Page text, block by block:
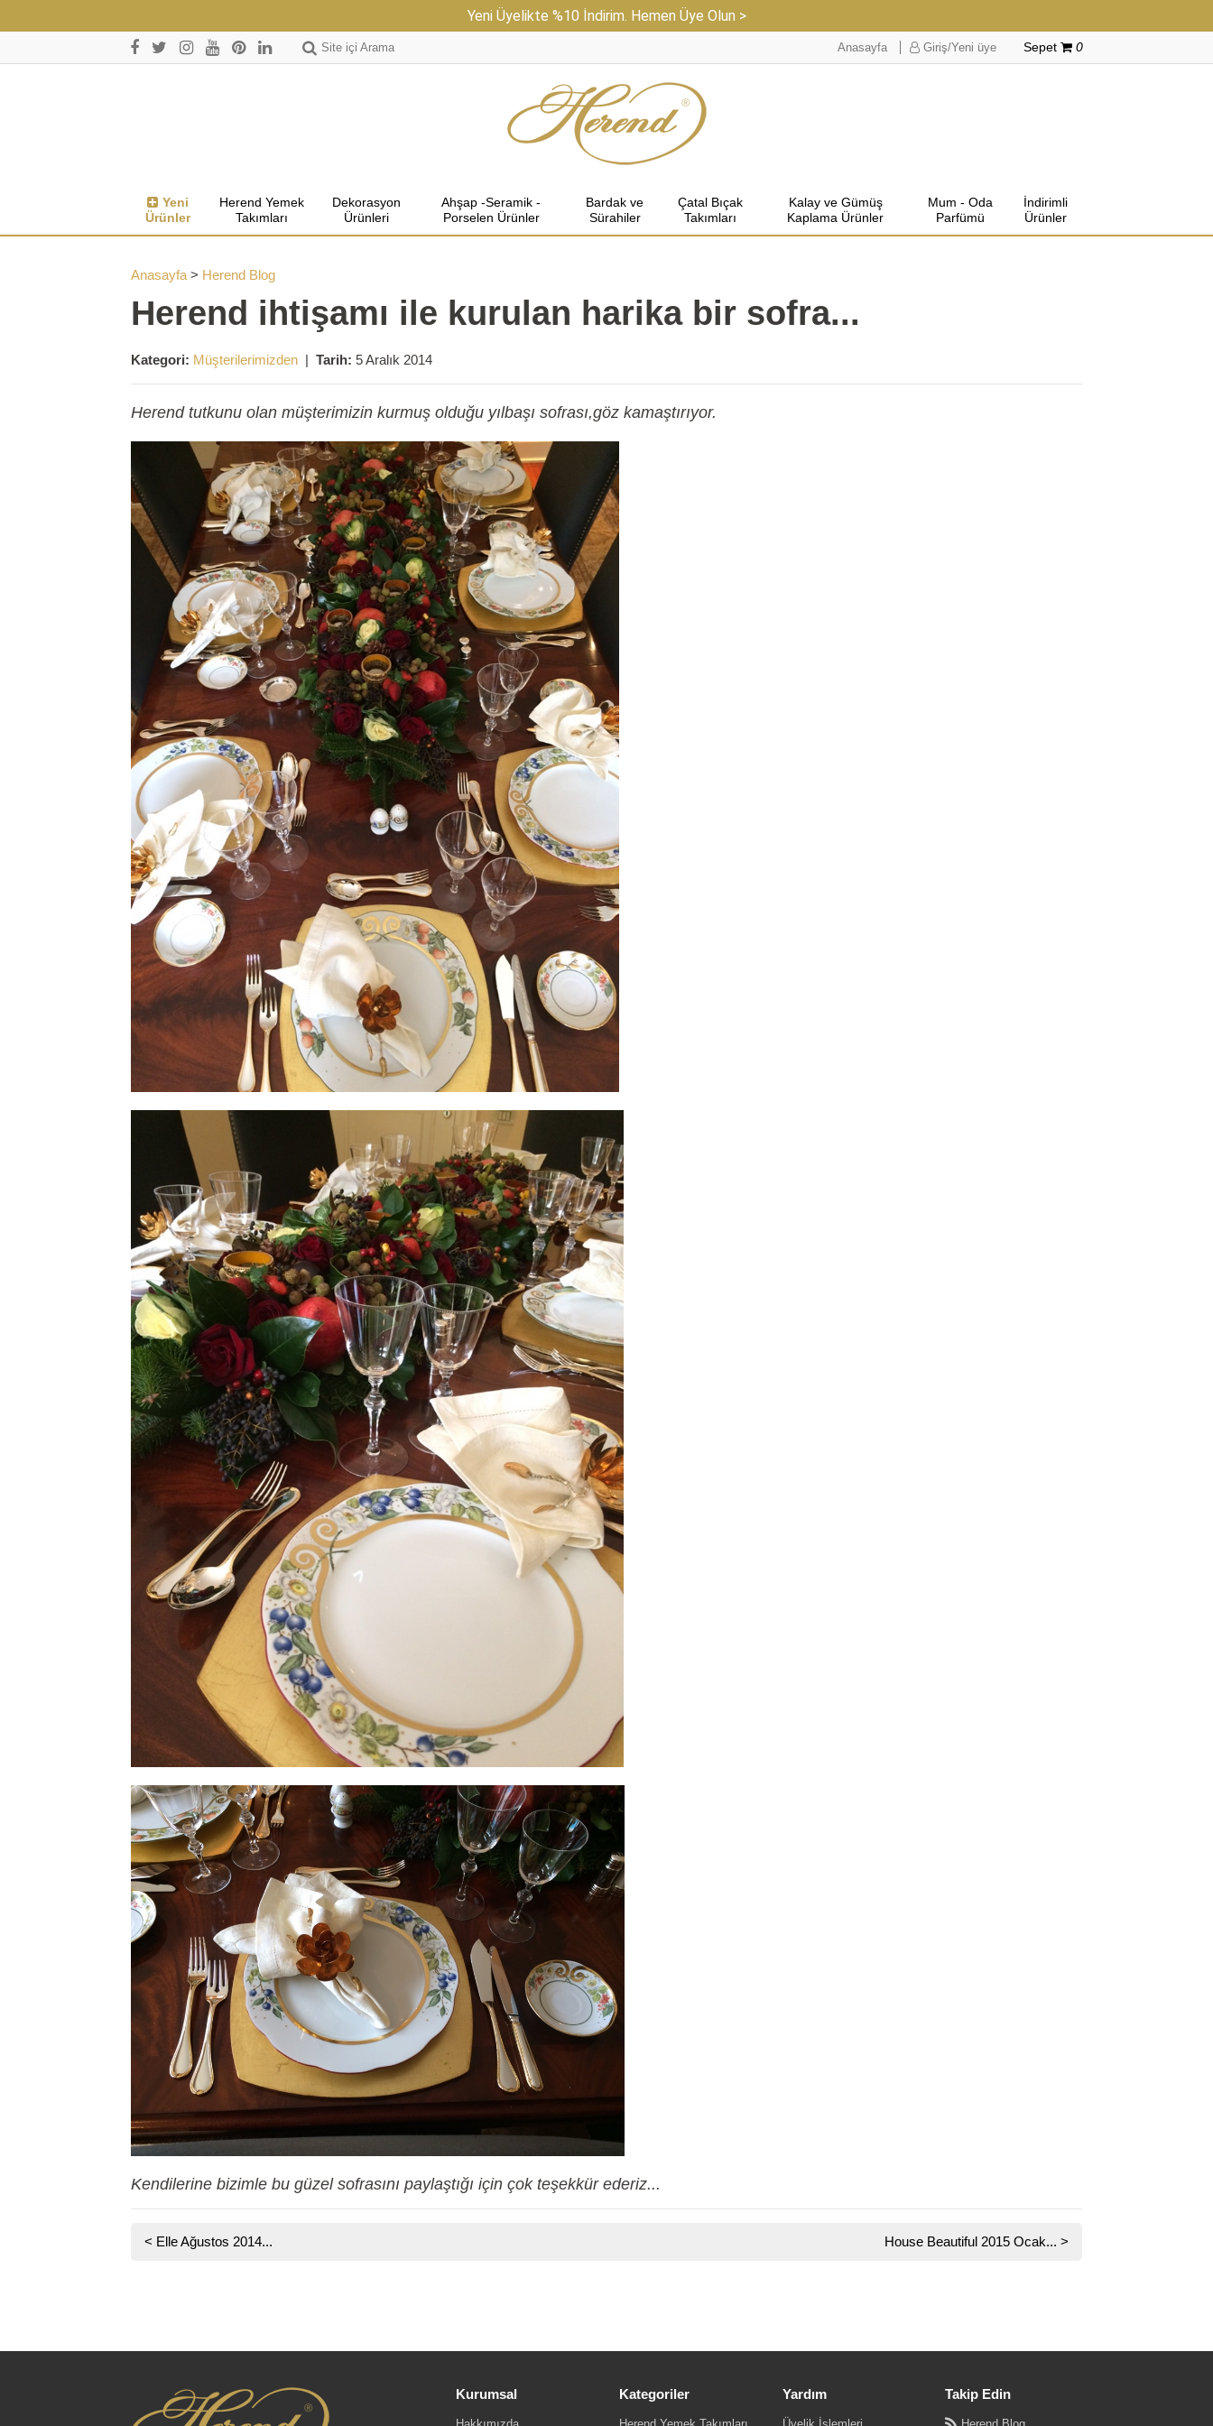
Yeni Üyelikte %10 İndirim. Hemen Üye Olun >
Site içi Arama Anasayfa Giriş/Yeni üye Sepet 0
Yeni
Ürünler
Herend Yemek
Takımları
Dekorasyon
Ürünleri
Ahşap -Seramik -
Porselen Ürünler
Bardak ve
Sürahiler
Çatal Bıçak
Takımları
Kalay ve Gümüş
Kaplama Ürünler
Mum - Oda
Parfümü
İndirimli
Ürünler
Anasayfa > Herend Blog
Herend ihtişamı ile kurulan harika bir sofra...
Kategori: Müşterilerimizden |Tarih: 5 Aralık 2014
Herend tutkunu olan müşterimizin kurmuş olduğu yılbaşı sofrası,göz kamaştırıyor.
Kendilerine bizimle bu güzel sofrasını paylaştığı için çok teşekkür ederiz...
< Elle Ağustos 2014... House Beautiful 2015 Ocak... >
Kurumsal Kategoriler Yardım Takip Edin